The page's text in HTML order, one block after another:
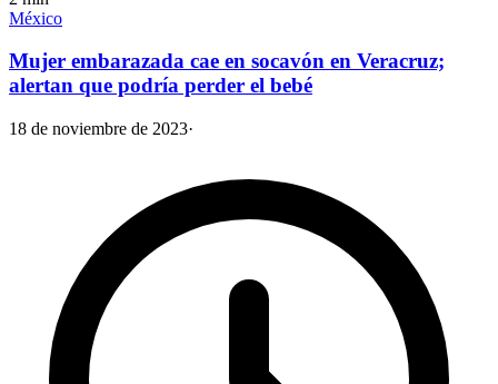
México
Mujer embarazada cae en socavón en Veracruz;
alertan que podría perder el bebé
18 de noviembre de 2023·